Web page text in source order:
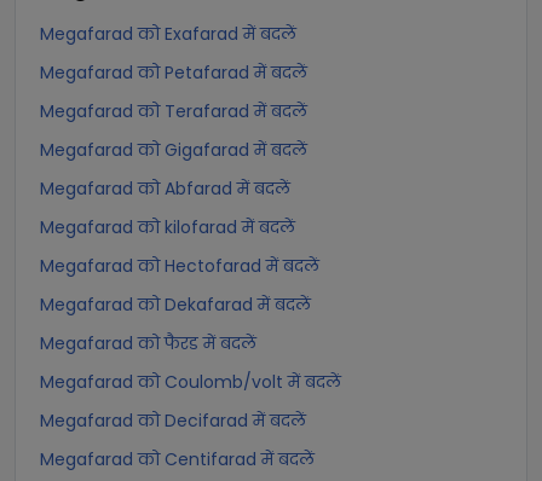
Megafarad को Exafarad में बदलें
Megafarad को Petafarad में बदलें
Megafarad को Terafarad में बदलें
Megafarad को Gigafarad में बदलें
Megafarad को Abfarad में बदलें
Megafarad को kilofarad में बदलें
Megafarad को Hectofarad में बदलें
Megafarad को Dekafarad में बदलें
Megafarad को फैरड में बदलें
Megafarad को Coulomb/volt में बदलें
Megafarad को Decifarad में बदलें
Megafarad को Centifarad में बदलें